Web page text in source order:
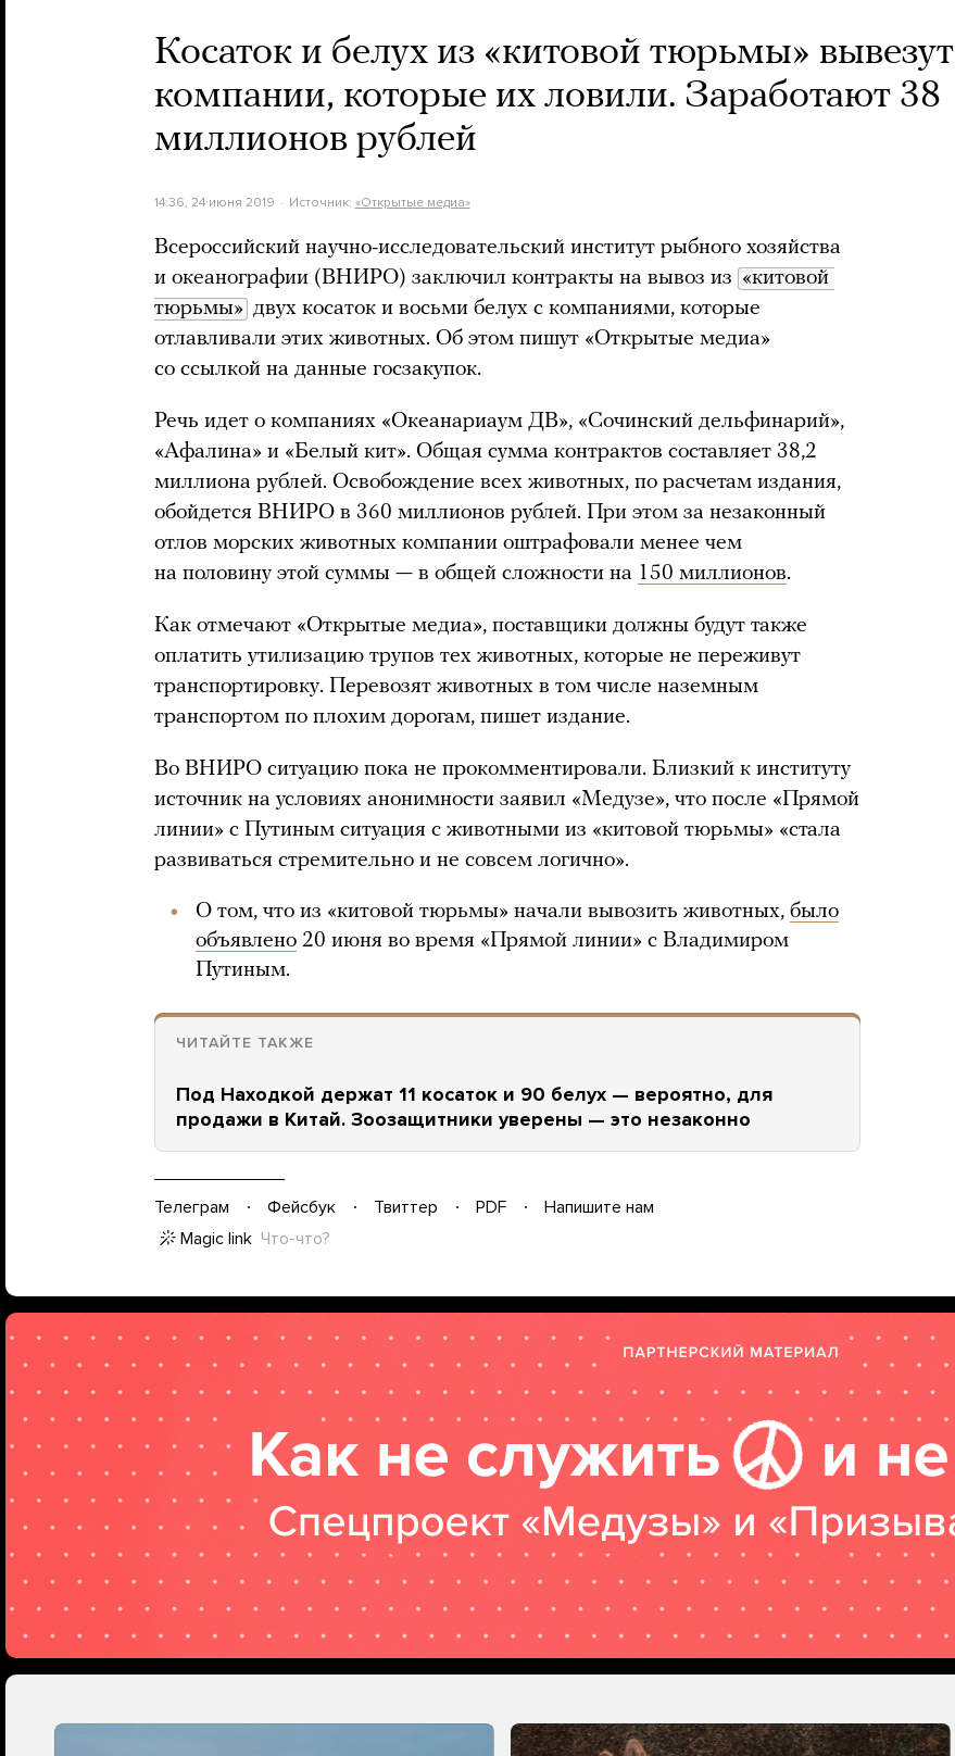
Косаток и белух из «китовой тюрьмы» вывезут
компании, которые их ловили. Заработают 38
миллионов рублей
14:36, 24 июня 2019 Источник: «Открытые медиа»
Всероссийский научно-исследовательский институт рыбного хозяйства
и океанографии (ВНИРО) заключил контракты на вывоз из «китовой
тюрьмы» двух косаток и восьми белух с компаниями, которые
отлавливали этих животных. Об этом пишут «Открытые медиа»
со ссылкой на данные госзакупок.
Речь идет о компаниях «Океанариаум ДВ», «Сочинский дельфинарий»,
«Афалина» и «Белый кит». Общая сумма контрактов составляет 38,2
миллиона рублей. Освобождение всех животных, по расчетам издания,
обойдется ВНИРО в 360 миллионов рублей. При этом за незаконный
отлов морских животных компании оштрафовали менее чем
на половину этой суммы — в общей сложности на 150 миллионов.
Как отмечают «Открытые медиа», поставщики должны будут также
оплатить утилизацию трупов тех животных, которые не переживут
транспортировку. Перевозят животных в том числе наземным
транспортом по плохим дорогам, пишет издание.
Во ВНИРО ситуацию пока не прокомментировали. Близкий к институту
источник на условиях анонимности заявил «Медузе», что после «Прямой
линии» с Путиным ситуация с животными из «китовой тюрьмы» «стала
развиваться стремительно и не совсем логично».
О том, что из «китовой тюрьмы» начали вывозить животных, было
объявлено 20 июня во время «Прямой линии» с Владимиром
Путиным.
ЧИТАЙТЕ ТАКЖЕ
Под Находкой держат 11 косаток и 90 белух — вероятно, для
продажи в Китай. Зоозащитники уверены — это незаконно
Телеграм Фейсбук Твиттер PDF
Напишите нам
Magic link Что-что?